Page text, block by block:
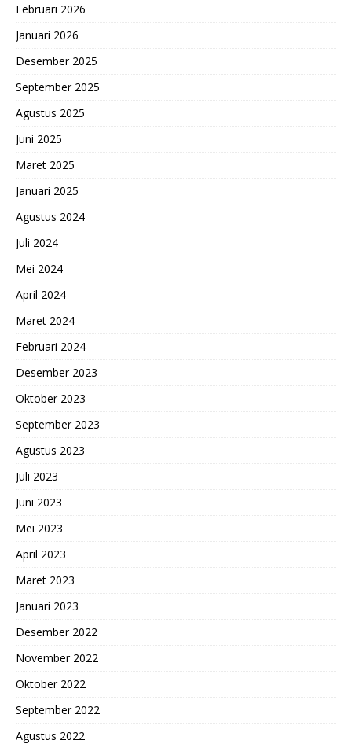
Februari 2026
Januari 2026
Desember 2025
September 2025
Agustus 2025
Juni 2025
Maret 2025
Januari 2025
Agustus 2024
Juli 2024
Mei 2024
April 2024
Maret 2024
Februari 2024
Desember 2023
Oktober 2023
September 2023
Agustus 2023
Juli 2023
Juni 2023
Mei 2023
April 2023
Maret 2023
Januari 2023
Desember 2022
November 2022
Oktober 2022
September 2022
Agustus 2022